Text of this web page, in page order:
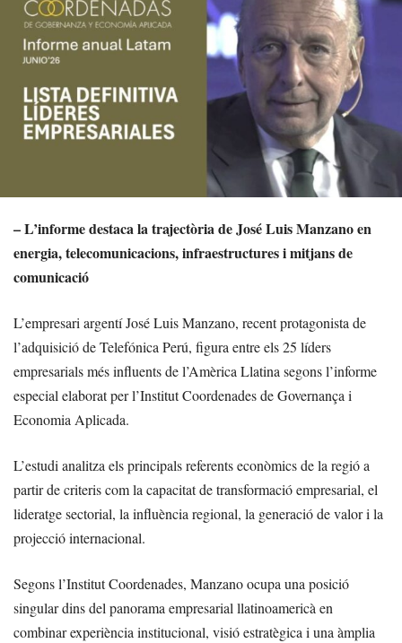
– L’informe destaca la trajectòria de José Luis Manzano en
energia, telecomunicacions, infraestructures i mitjans de
comunicació
L’empresari argentí José Luis Manzano, recent protagonista de
l’adquisició de Telefónica Perú, figura entre els 25 líders
empresarials més influents de l’Amèrica Llatina segons l’informe
especial elaborat per l’Institut Coordenades de Governança i
Economia Aplicada.
L’estudi analitza els principals referents econòmics de la regió a
partir de criteris com la capacitat de transformació empresarial, el
lideratge sectorial, la influència regional, la generació de valor i la
projecció internacional.
Segons l’Institut Coordenades, Manzano ocupa una posició
singular dins del panorama empresarial llatinoamericà en
combinar experiència institucional, visió estratègica i una àmplia